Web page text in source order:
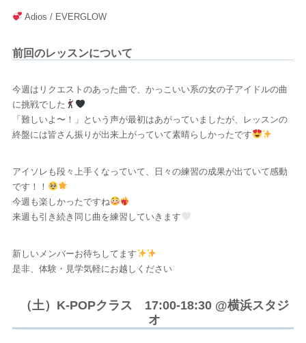
Adios / EVERGLOW
前回のレッスンについて
今週はリクエストのあった曲で、かっこいい系の女の子アイドルの曲
に挑戦でした
「難しいよ〜！」という声が最初はあがっていましたが、レッスンの
終盤には皆さん振りが出来上がっていて素晴らしかったです
アイソレも段々上手くなっていて、日々の練習の成果が出ていて感動
です！！
今週も楽しかったですね
来週も引き続き同じ曲を練習していきます
新しいメンバーお待ちしてます
是非、体験・見学気軽にお越しください
（土）K-POPクラス 17:00-18:30 @横浜スタジ
オ